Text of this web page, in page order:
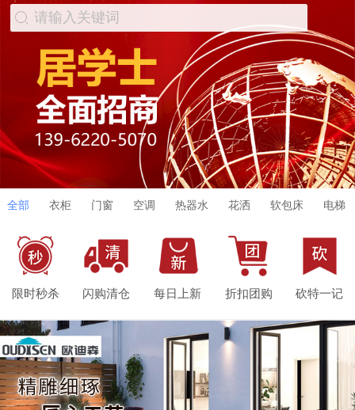
请输入关键词
全部 衣柜 门窗 空调 热器水 花洒 软包床 电梯
限时秒杀 闪购清仓 每日上新 折扣团购 砍特一记